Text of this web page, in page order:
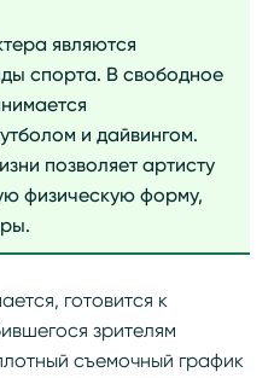
являются
спорта. В свободное
и дайвингом.
позволяет артисту
физическую форму,
готовится к
зрителям
съемочный график